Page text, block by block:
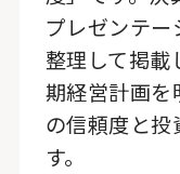
プレゼンテー
整理して掲載
期経営計画を
の信頼度と
す。